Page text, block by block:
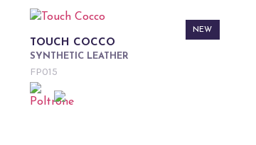
NEW
TOUCH COCCO
SYNTHETIC LEATHER
FP015